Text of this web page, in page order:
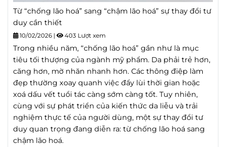
Từ “chống lão hoá” sang “chậm lão hoá” sự thay đổi tư
duy cần thiết
10/02/2026 | 403 Lượt xem
Trong nhiều năm, “chống lão hoá” gần như là mục
tiêu tối thượng của ngành mỹ phẩm. Da phải trẻ hơn,
căng hơn, mờ nhăn nhanh hơn. Các thông điệp làm
đẹp thường xoay quanh việc đẩy lùi thời gian hoặc
xoá dấu vết tuổi tác càng sớm càng tốt. Tuy nhiên,
cùng với sự phát triển của kiến thức da liễu và trải
nghiệm thực tế của người dùng, một sự thay đổi tư
duy quan trọng đang diễn ra: từ chống lão hoá sang
chậm lão hoá.